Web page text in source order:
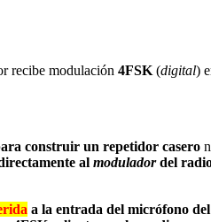
recibe modulación 4FSK (digital)
construir un repetidor casero
al moduladordel
a la entrada del micrófono del